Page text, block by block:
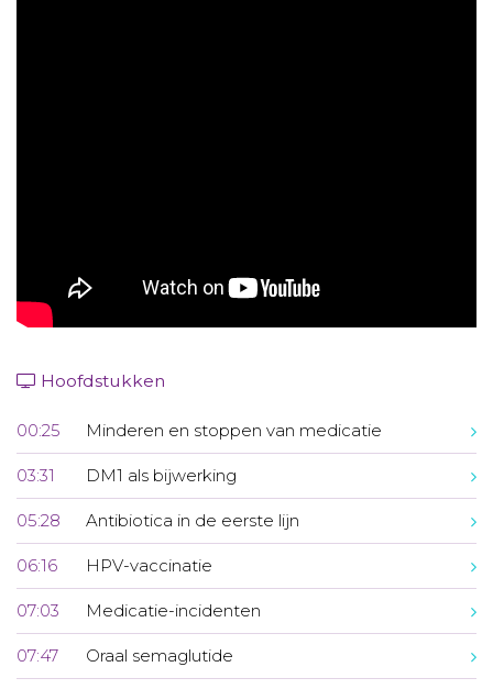
Hoofdstukken
00:25 Minderen en stoppen van medicatie
03:31 DM1 als bijwerking
05:28 Antibiotica in de eerste lijn
06:16 HPV-vaccinatie
07:03 Medicatie-incidenten
07:47 Oraal semaglutide